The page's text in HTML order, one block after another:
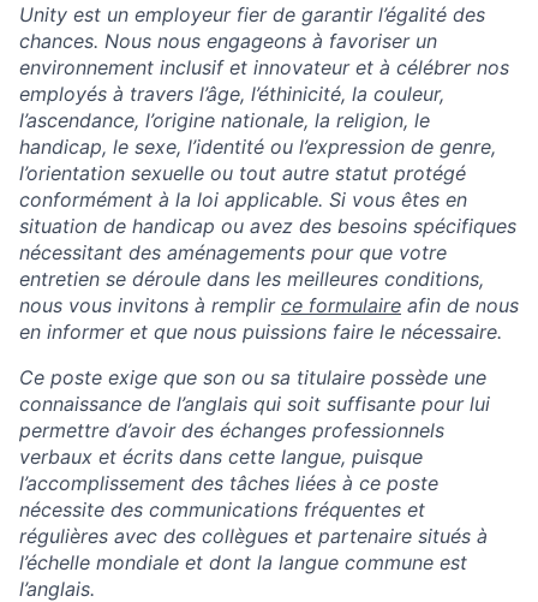
Unity est un employeur fier de garantir l’égalité des
chances. Nous nous engageons à favoriser un
environnement inclusif et innovateur et à célébrer nos
employés à travers l’âge, l’éthinicité, la couleur,
l’ascendance, l’origine nationale, la religion, le
handicap, le sexe, l’identité ou l’expression de genre,
l’orientation sexuelle ou tout autre statut protégé
conformément à la loi applicable. Si vous êtes en
situation de handicap ou avez des besoins spécifiques
nécessitant des aménagements pour que votre
entretien se déroule dans les meilleures conditions,
nous vous invitons à remplir ce formulaire afin de nous
en informer et que nous puissions faire le nécessaire.
Ce poste exige que son ou sa titulaire possède une
connaissance de l’anglais qui soit suffisante pour lui
permettre d’avoir des échanges professionnels
verbaux et écrits dans cette langue, puisque
l’accomplissement des tâches liées à ce poste
nécessite des communications fréquentes et
régulières avec des collègues et partenaire situés à
l’échelle mondiale et dont la langue commune est
l’anglais.